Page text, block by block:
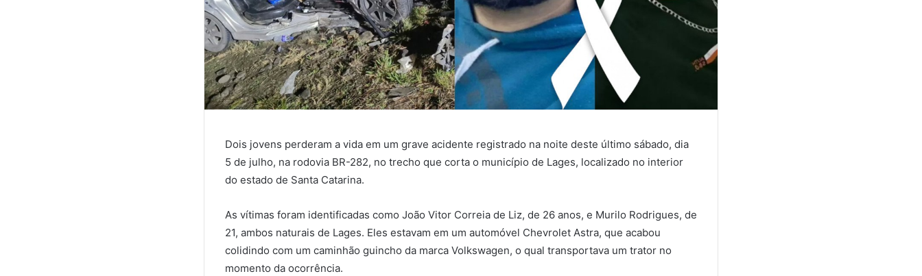
Dois jovens perderam a vida em um grave acidente registrado na noite deste último sábado, dia
5 de julho, na rodovia BR-282, no trecho que corta o município de Lages, localizado no interior
do estado de Santa Catarina.
As vítimas foram identificadas como João Vitor Correia de Liz, de 26 anos, e Murilo Rodrigues, de
21, ambos naturais de Lages. Eles estavam em um automóvel Chevrolet Astra, que acabou
colidindo com um caminhão guincho da marca Volkswagen, o qual transportava um trator no
momento da ocorrência.